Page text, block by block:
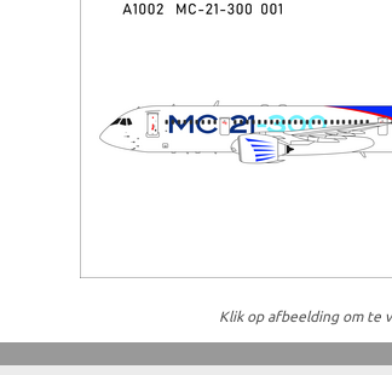
Klik op afbeelding om te